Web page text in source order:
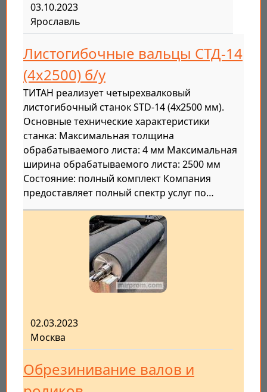
03.10.2023
Ярославль
Листогибочные вальцы СТД-14
(4х2500) б/у
ТИТАН реализует четырехвалковый
листогибочный станок STD-14 (4x2500 мм).
Основные технические характеристики
станка: Максимальная толщина
обрабатываемого листа: 4 мм Максимальная
ширина обрабатываемого листа: 2500 мм
Состояние: полный комплект Компания
предоставляет полный спектр услуг по…
02.03.2023
Москва
Обрезинивание валов и